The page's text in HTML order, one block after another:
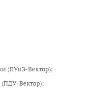
(ПУиЗ-Вектор);
(ПДУ-Вектор);